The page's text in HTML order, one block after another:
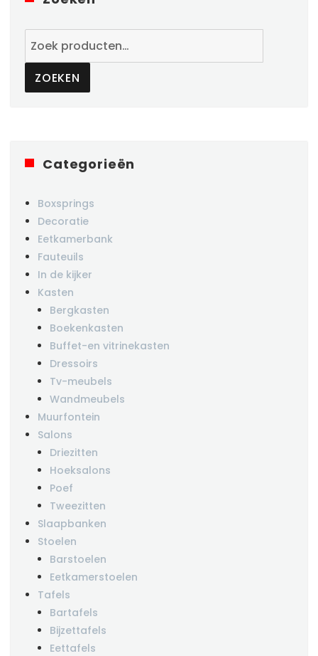
ZOEKEN
Categorieën
Boxsprings
Decoratie
Eetkamerbank
Fauteuils
In de kijker
Kasten
Bergkasten
Boekenkasten
Buffet-en vitrinekasten
Dressoirs
Tv-meubels
Wandmeubels
Muurfontein
Salons
Driezitten
Hoeksalons
Poef
Tweezitten
Slaapbanken
Stoelen
Barstoelen
Eetkamerstoelen
Tafels
Bartafels
Bijzettafels
Eettafels